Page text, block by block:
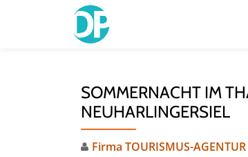
SOMMERNACHT IM
NEUHARLINGERSIEL
Firma TOURISMUS-AGENTUR